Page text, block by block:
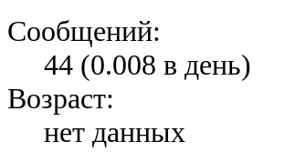
Сообщений:
44 (0.008 в день)
Возраст:
нет данных